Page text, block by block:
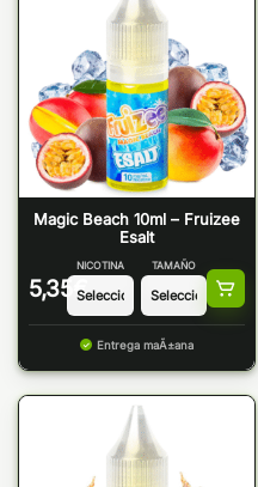
Magic Beach 10ml – Fruizee
Esalt
5,35 €
NICOTINA TAMAÑO
Entrega maÃ±ana